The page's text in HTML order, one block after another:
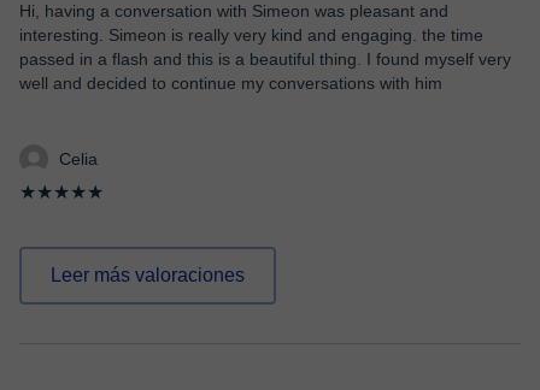
Hi, having a conversation with Simeon was pleasant and
interesting. Simeon is really very kind and engaging. the time
passed in a flash and this is a beautiful thing. I found myself very
well and decided to continue my conversations with him
Celia
★★★★★
Leer más valoraciones